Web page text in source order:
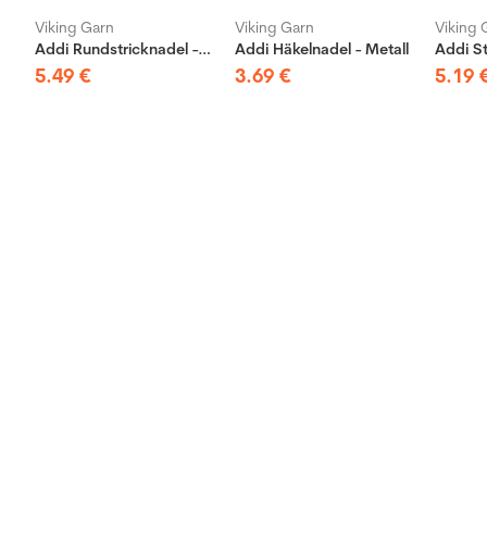
Viking Garn
Addi Rundstricknadel - Messing
5.49 €
Viking Garn
Addi Häkelnadel - Metall
3.69 €
Viking
5.19